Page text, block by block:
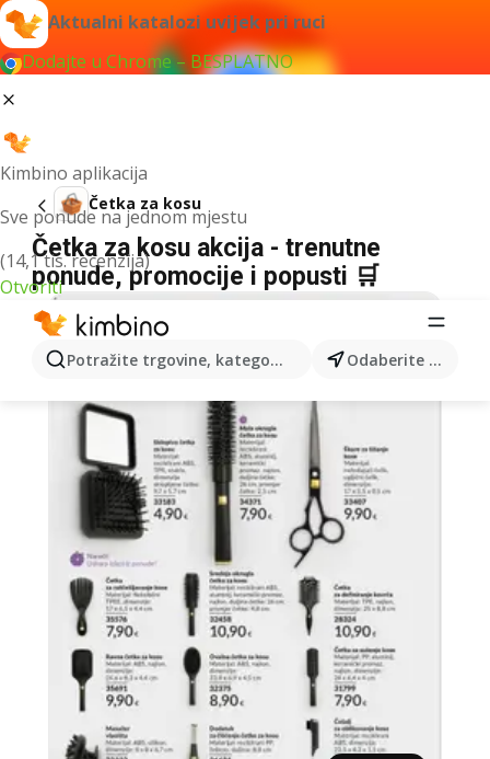
Aktualni katalozi uvijek pri ruci
Dodajte u Chrome – BESPLATNO
Kimbino aplikacija
Sve ponude na jednom mjestu
(14,1 tis. recenzija)
Otvoriti
Potražite trgovine, kategorije, proizvode... Odaberite grad
Četka za kosu
Četka za kosu akcija - trenutne
ponude, promocije i popusti 🛒